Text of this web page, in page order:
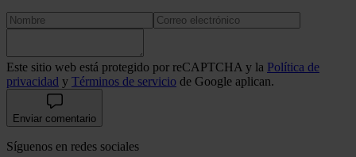
Este sitio web está protegido por reCAPTCHA y la Política de
privacidad y Términos de servicio de Google aplican.
Enviar comentario
Síguenos en redes sociales